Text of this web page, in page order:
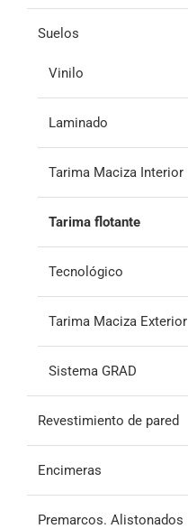
Suelos
Vinilo
Laminado
Tarima Maciza Interior
Tarima flotante
Tecnológico
Tarima Maciza Exterior
Sistema GRAD
Revestimiento de pared
Encimeras
Premarcos. Alistonados